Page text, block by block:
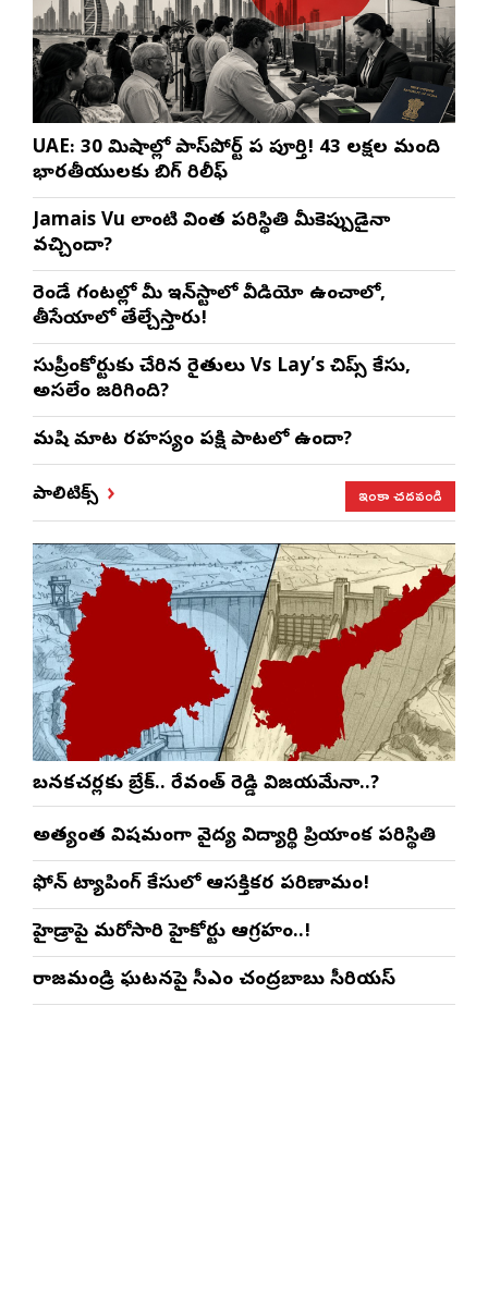
UAE: 30 నిమిషాల్లో పాస్‌పోర్ట్ పని పూర్తి! 43 లక్షల మంది
భారతీయులకు బిగ్ రిలీఫ్
Jamais Vu లాంటి వింత పరిస్థితి మీకెప్పుడైనా
వచ్చిందా?
రెండే గంటల్లో మీ ఇన్‌స్టాలో వీడియో ఉంచాలో,
తీసేయాలో తేల్చేస్తారు!
సుప్రీంకోర్టుకు చేరిన రైతులు Vs Lay’s చిప్స్‌ కేసు,
అసలేం జరిగింది?
మనిషి మాట రహస్యం పక్షి పాటలో ఉందా?
పాలిటిక్స్ ఇంకా చదవండి
బనకచర్లకు బ్రేక్.. రేవంత్ రెడ్డి విజయమేనా..?
అత్యంత విషమంగా వైద్య విద్యార్థిని ప్రియాంక పరిస్థితి
ఫోన్ ట్యాపింగ్ కేసులో ఆసక్తికర పరిణామం!
హైడ్రాపై మరోసారి హైకోర్టు ఆగ్రహం..!
రాజమండ్రి ఘటనపై సీఎం చంద్రబాబు సీరియస్